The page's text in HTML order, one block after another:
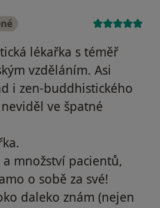
lékařka s téměř
vzděláním. Asi
i zen-buddhistického
ve špatné
množství pacientů,
o sobě za své!
daleko znám (nejen